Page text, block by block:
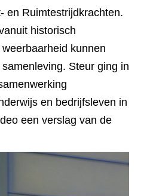
en Ruimtestrijdkrachten.
historisch
kunnen
Steur ging in
en bedrijfsleven in
een verslag van de